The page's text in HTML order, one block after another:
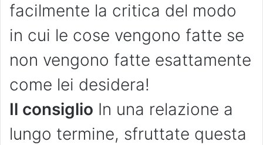
facilmente la critica del modo
in cui le cose vengono fatte se
non vengono fatte esattamente
come lei desidera!
Il consiglio In una relazione a
lungo termine, sfruttate questa